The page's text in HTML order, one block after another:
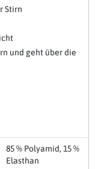
Stirn
und geht über die
85 % Polyamid, 15 %
Elasthan